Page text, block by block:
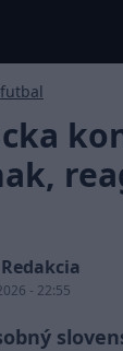
Redakcia
- 22:55